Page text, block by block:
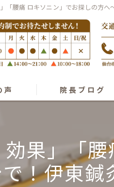
「腰痛 ロキソニン」でお探しの方
声 院長ブログ
果」「
！伊東鍼